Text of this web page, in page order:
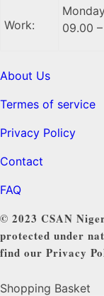
Work:
09.00
About Us
Termes of service
Privacy Policy
Contact
FAQ
© 2023 CSAN
protected under
find our Privacy
Shopping Basket